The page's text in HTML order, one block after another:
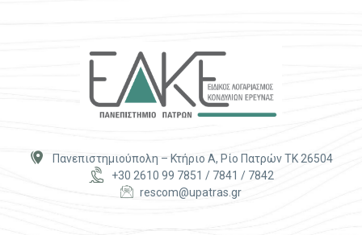

 Πανεπιστημιούπολη – Κτήριο Α, Ρίο Πατρών ΤΚ 26504


+30 2610 99 7851 / 7841 / 7842

 rescom@upatras.gr